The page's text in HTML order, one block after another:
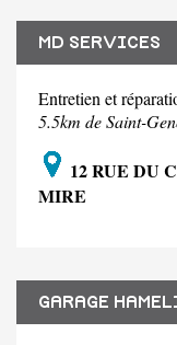
MD SERVICES
Entretien et
5.5km de Saint-
12 RUE DU
MIRE
GARAGE